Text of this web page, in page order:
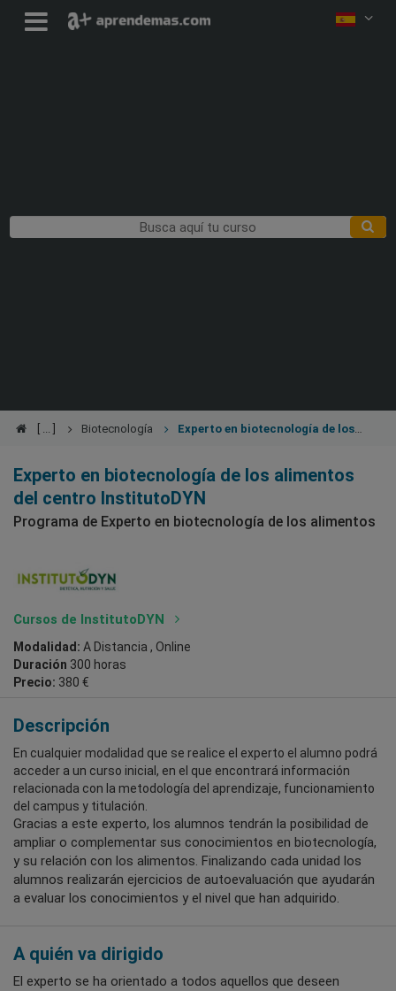
Biotecnología
Experto en biotecnología de los alimentos
del centro InstitutoDYN
Programa de Experto en biotecnología de los alimentos
Cursos de InstitutoDYN
Modalidad: A Distancia , Online
Duración 300 horas
Precio: 380 €
Descripción
En cualquier modalidad que se realice el experto el alumno podrá
acceder a un curso inicial, en el que encontrará información
relacionada con la metodología del aprendizaje, funcionamiento
del campus y titulación.
Gracias a este experto, los alumnos tendrán la posibilidad de
ampliar o complementar sus conocimientos en biotecnología,
y su relación con los alimentos. Finalizando cada unidad los
alumnos realizarán ejercicios de autoevaluación que ayudarán
a evaluar los conocimientos y el nivel que han adquirido.
A quién va dirigido
El experto se ha orientado a todos aquellos que deseen